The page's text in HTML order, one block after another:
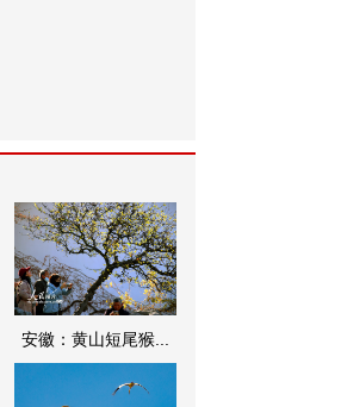
安徽：黄山短尾猴...